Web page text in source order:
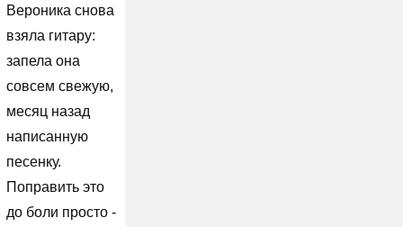
Вероника снова
взяла гитару:
запела она
совсем свежую,
месяц назад
написанную
песенку.
Поправить это
до боли просто -